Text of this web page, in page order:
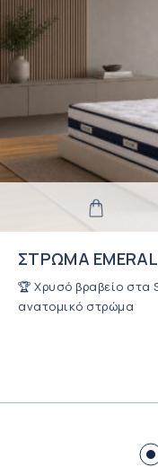
ΣΤΡΩΜΑ
🏆 Χρυσό βραβείο στα
ανατομικό στρώμα